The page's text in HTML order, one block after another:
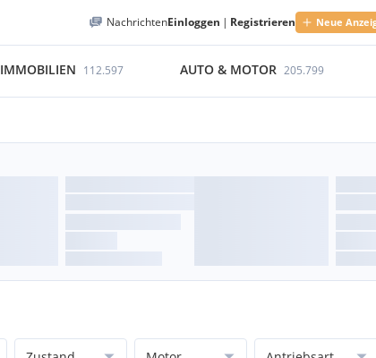
NachrichtenEinloggen | Registrieren Neue
IMMOBILIEN 112.597 AUTO & MOTOR 205.799